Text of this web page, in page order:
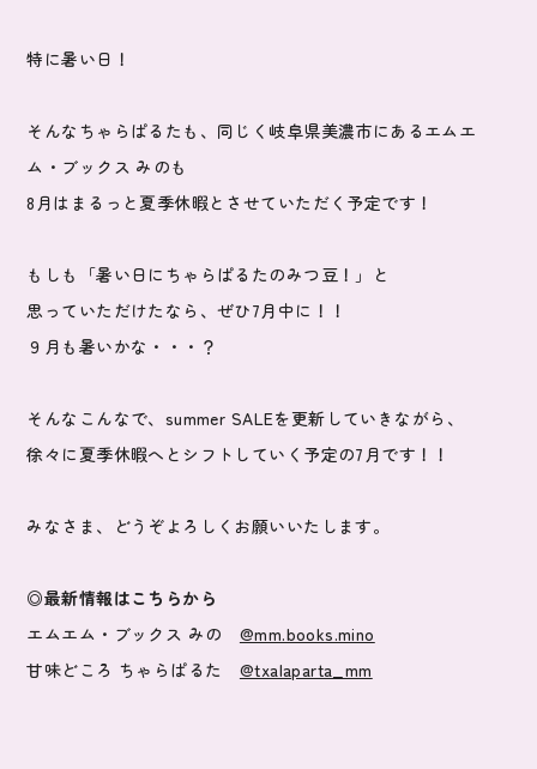
特に暑い日！
そんなちゃらぱるたも、同じく岐阜県美濃市にあるエムエ
ム・ブックス みのも
8月はまるっと夏季休暇とさせていただく予定です！
もしも「暑い日にちゃらぱるたのみつ豆！」と
思っていただけたなら、ぜひ7月中に！！
９月も暑いかな・・・？
そんなこんなで、summer SALEを更新していきながら、
徐々に夏季休暇へとシフトしていく予定の7月です！！
みなさま、どうぞよろしくお願いいたします。
◎最新情報はこちらから
エムエム・ブックス みの @mm.books.mino
甘味どころ ちゃらぱるた @txalaparta_mm